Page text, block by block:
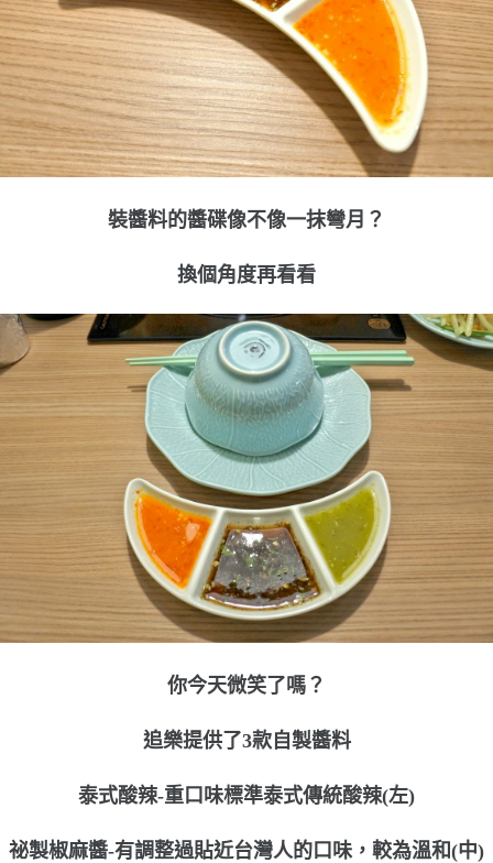
裝醬料的醬碟像不像一抹彎月？
換個角度再看看
你今天微笑了嗎？
追樂提供了3款自製醬料
泰式酸辣-重口味標準泰式傳統酸辣(左)
祕製椒麻醬-有調整過貼近台灣人的口味，較為溫和(中)